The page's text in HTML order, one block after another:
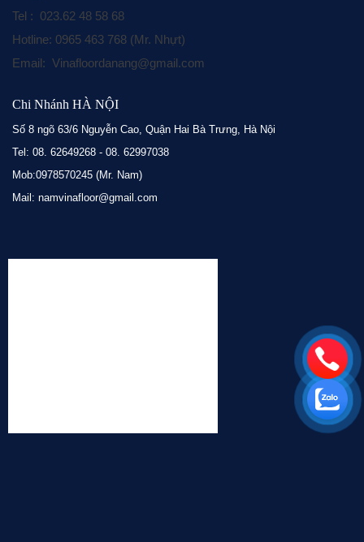
Tel : 023.62 48 58 68
Hotline: 0965 463 768 (Mr. Nhựt)
Email: Vinafloordanang@gmail.com
Chi Nhánh HÀ NỘI
Số 8 ngõ 63/6 Nguyễn Cao, Quận Hai Bà Trưng, Hà Nội
Tel: 08. 62649268 - 08. 62997038
Mob:0978570245 (Mr. Nam)
Mail: namvinafloor@gmail.com